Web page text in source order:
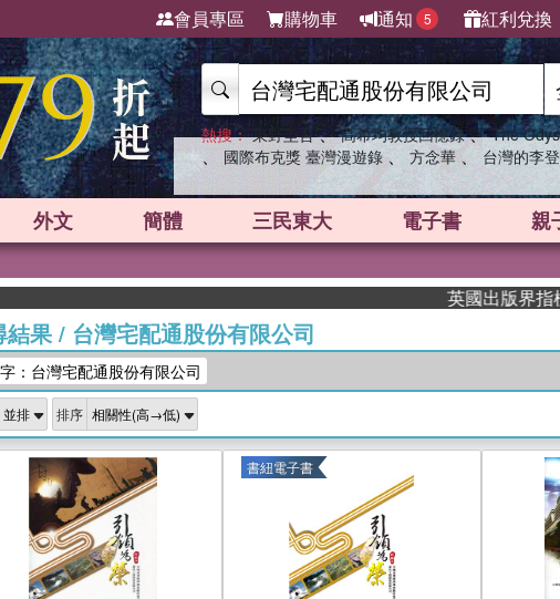
會員專區 購物車 通知 5 紅利兌換
熱搜： 東野圭吾 、 高希均教授回憶錄 、 The
、 國際布克獎 臺灣漫遊錄 、 方念華 、 台灣的李
外文 簡體 三民東大 電子書 親
英國出版界指標大獎肯
結果/ 台灣宅配通股份有限公司
：台灣宅配通股份有限公司
排序
書紐電子書